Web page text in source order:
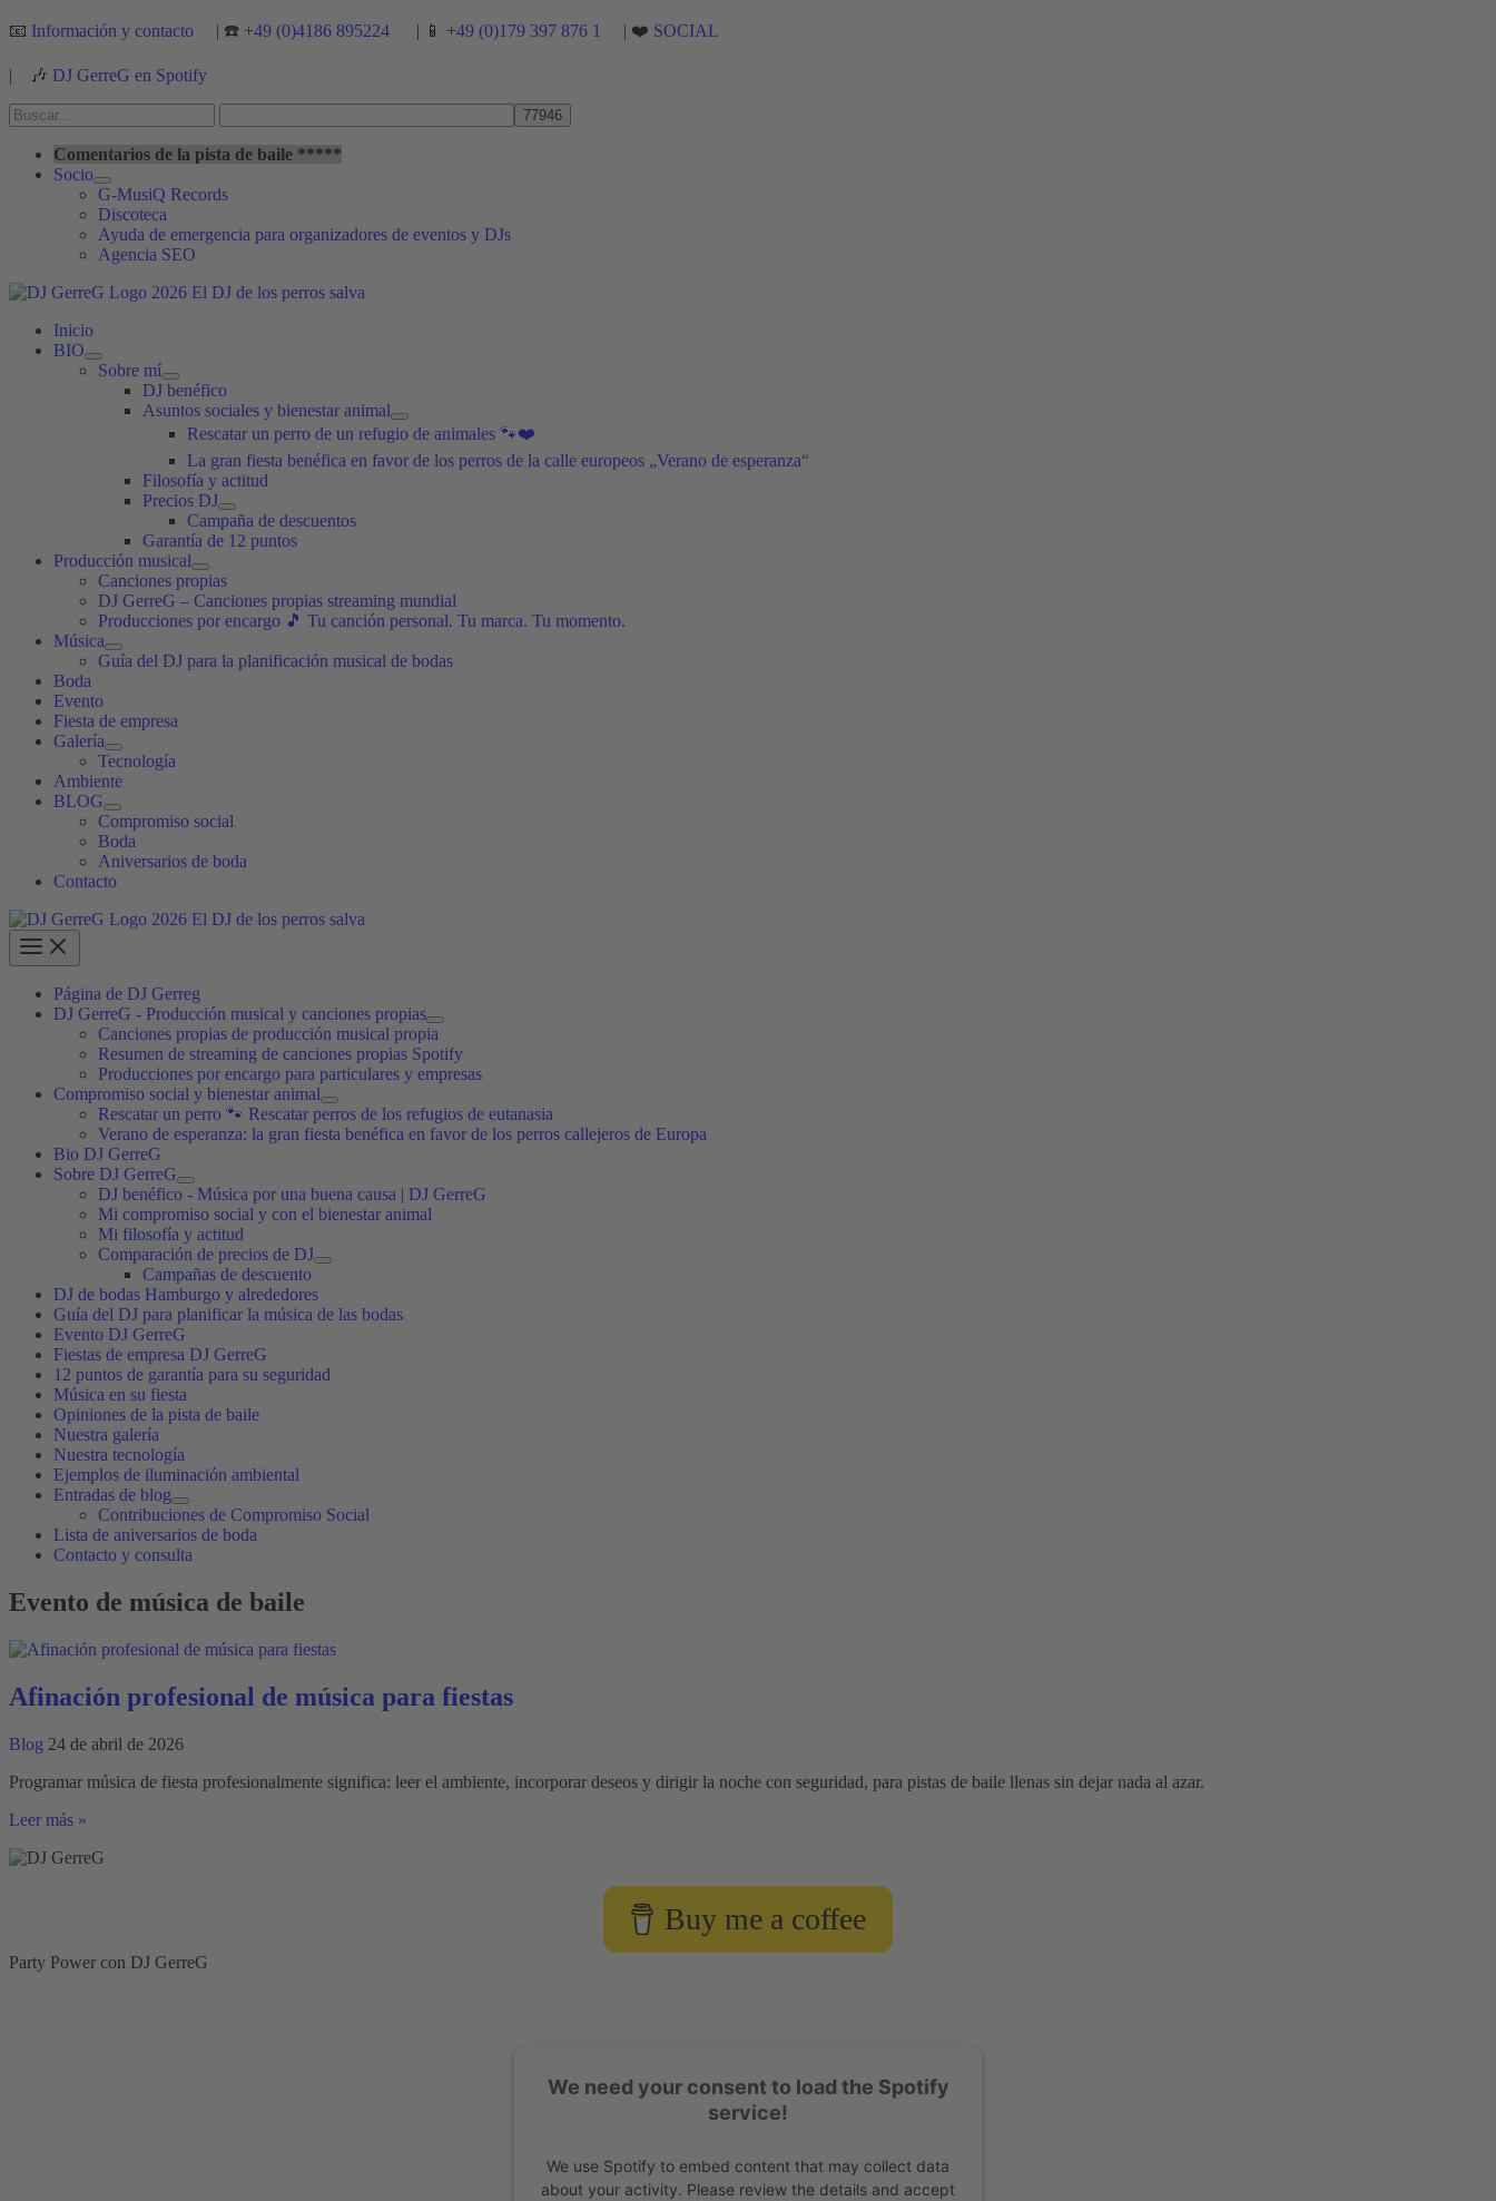
Ir
contenido
📧 Información y contacto | ☎️ +49 (0)4186 895224 | 📱 +49 (0)179 397 876 1 | ❤️ SOCIAL
| 🎶 DJ GerreG en Spotify
Buscar
por:
Comentarios de la pista de baile *****
Socio
G-MusiQ Records
Discoteca
Ayuda de emergencia para organizadores de eventos y DJs
Agencia SEO
Inicio
BIO
Sobre mí
DJ benéfico
Asuntos sociales y bienestar animal
Rescatar un perro de un refugio de animales 🐾❤️
La gran fiesta benéfica en favor de los perros de la calle europeos „Verano de esperanza“
Filosofía y actitud
Precios DJ
Campaña de descuentos
Garantía de 12 puntos
Producción musical
Canciones propias
DJ GerreG – Canciones propias streaming mundial
Producciones por encargo 🎵 Tu canción personal. Tu marca. Tu momento.
Música
Guía del DJ para la planificación musical de bodas
Boda
Evento
Fiesta de empresa
Galería
Tecnología
Ambiente
BLOG
Compromiso social
Boda
Aniversarios de boda
Contacto
Página de DJ Gerreg
DJ GerreG - Producción musical y canciones propias
Canciones propias de producción musical propia
Resumen de streaming de canciones propias Spotify
Producciones por encargo para particulares y empresas
Compromiso social y bienestar animal
Rescatar un perro 🐾 Rescatar perros de los refugios de eutanasia
Verano de esperanza: la gran fiesta benéfica en favor de los perros callejeros de Europa
Bio DJ GerreG
Sobre DJ GerreG
DJ benéfico - Música por una buena causa | DJ GerreG
Mi compromiso social y con el bienestar animal
Mi filosofía y actitud
Comparación de precios de DJ
Campañas de descuento
DJ de bodas Hamburgo y alrededores
Guía del DJ para planificar la música de las bodas
Evento DJ GerreG
Fiestas de empresa DJ GerreG
12 puntos de garantía para su seguridad
Música en su fiesta
Opiniones de la pista de baile
Nuestra galería
Nuestra tecnología
Ejemplos de iluminación ambiental
Entradas de blog
Contribuciones de Compromiso Social
Lista de aniversarios de boda
Contacto y consulta
Evento de música de baile
Afinación profesional de música para fiestas
Blog 24 de abril de 2026
Programar música de fiesta profesionalmente significa: leer el ambiente, incorporar deseos y dirigir la noche con seguridad, para pistas de baile llenas sin dejar nada al azar.
Afinación
de
Leer más »
Buy me a coffee
Party Power con DJ GerreG
We need your consent to load the Spotify
service!
We use Spotify to embed content that may collect data
about your activity. Please review the details and accept